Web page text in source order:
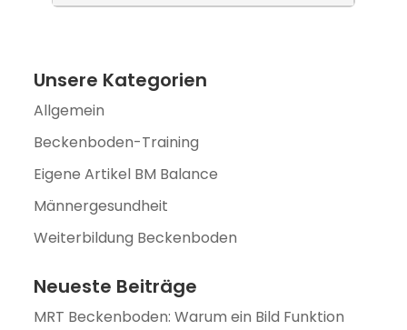
Unsere Kategorien
Allgemein
Beckenboden-Training
Eigene Artikel BM Balance
Männergesundheit
Weiterbildung Beckenboden
Neueste Beiträge
MRT Beckenboden: Warum ein Bild Funktion